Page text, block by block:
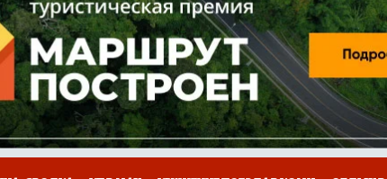
КОЛЛЕКЦИИ КОНКУРСЫ РАБОТА У НАС ГИД